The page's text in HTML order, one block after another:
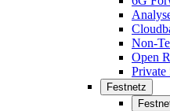
Non-
Open
Private
Festnetz